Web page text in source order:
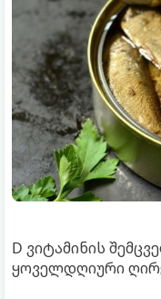
D ვიტამინის
ყოველდღიური